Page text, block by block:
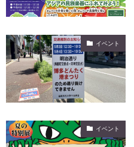
イベント
イベント